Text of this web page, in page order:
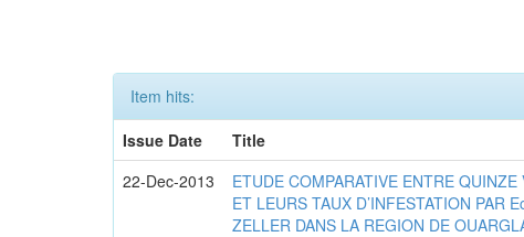
Item hits:
Issue Date
Title
22-Dec-2013
ETUDE COMPARATIVE ENTRE QUINZE
ET LEURS TAUX D’INFESTATION PAR
ZELLER DANS LA REGION DE